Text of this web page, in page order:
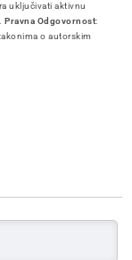
uključivati aktivnu
Pravna Odgovornost:
o autorskim